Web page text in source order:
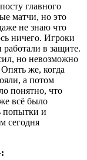
главного
матчи, но это
не знаю что
ничего. Игроки
в защите.
но невозможно
же, когда
а потом
понятно, что
всё было
попытки и
сегодня